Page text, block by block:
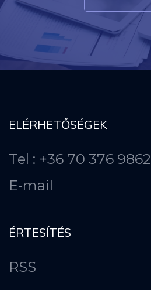
ELÉRHETŐSÉGEK
Tel : +36 70 376 9862
E-mail
ÉRTESÍTÉS
RSS